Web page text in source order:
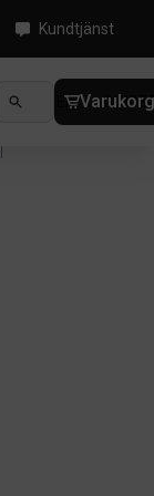
Kundtjänst
NYHETER